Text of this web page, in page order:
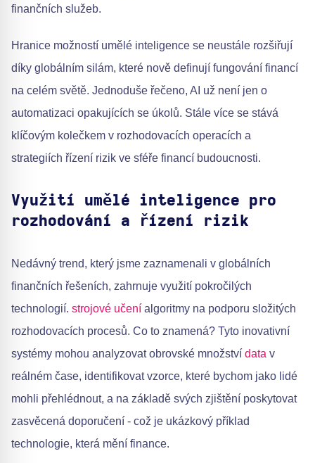
finančních služeb.
Hranice možností umělé inteligence se neustále rozšiřují
díky globálním silám, které nově definují fungování financí
na celém světě. Jednoduše řečeno, AI už není jen o
automatizaci opakujících se úkolů. Stále více se stává
klíčovým kolečkem v rozhodovacích operacích a
strategiích řízení rizik ve sféře financí budoucnosti.
Využití umělé inteligence pro
rozhodování a řízení rizik
Nedávný trend, který jsme zaznamenali v globálních
finančních řešeních, zahrnuje využití pokročilých
technologií. strojové učení algoritmy na podporu složitých
rozhodovacích procesů. Co to znamená? Tyto inovativní
systémy mohou analyzovat obrovské množství data v
reálném čase, identifikovat vzorce, které bychom jako lidé
mohli přehlédnout, a na základě svých zjištění poskytovat
zasvěcená doporučení - což je ukázkový příklad
technologie, která mění finance.